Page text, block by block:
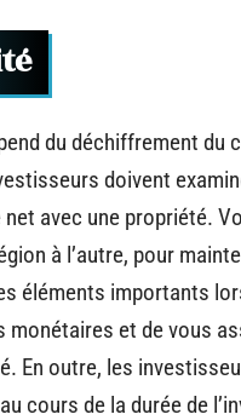
du déchiffrement du
doivent
avec une propriété.
à l’autre, pour
éléments importants
monétaires et de vous
En outre, les
cours de la durée de